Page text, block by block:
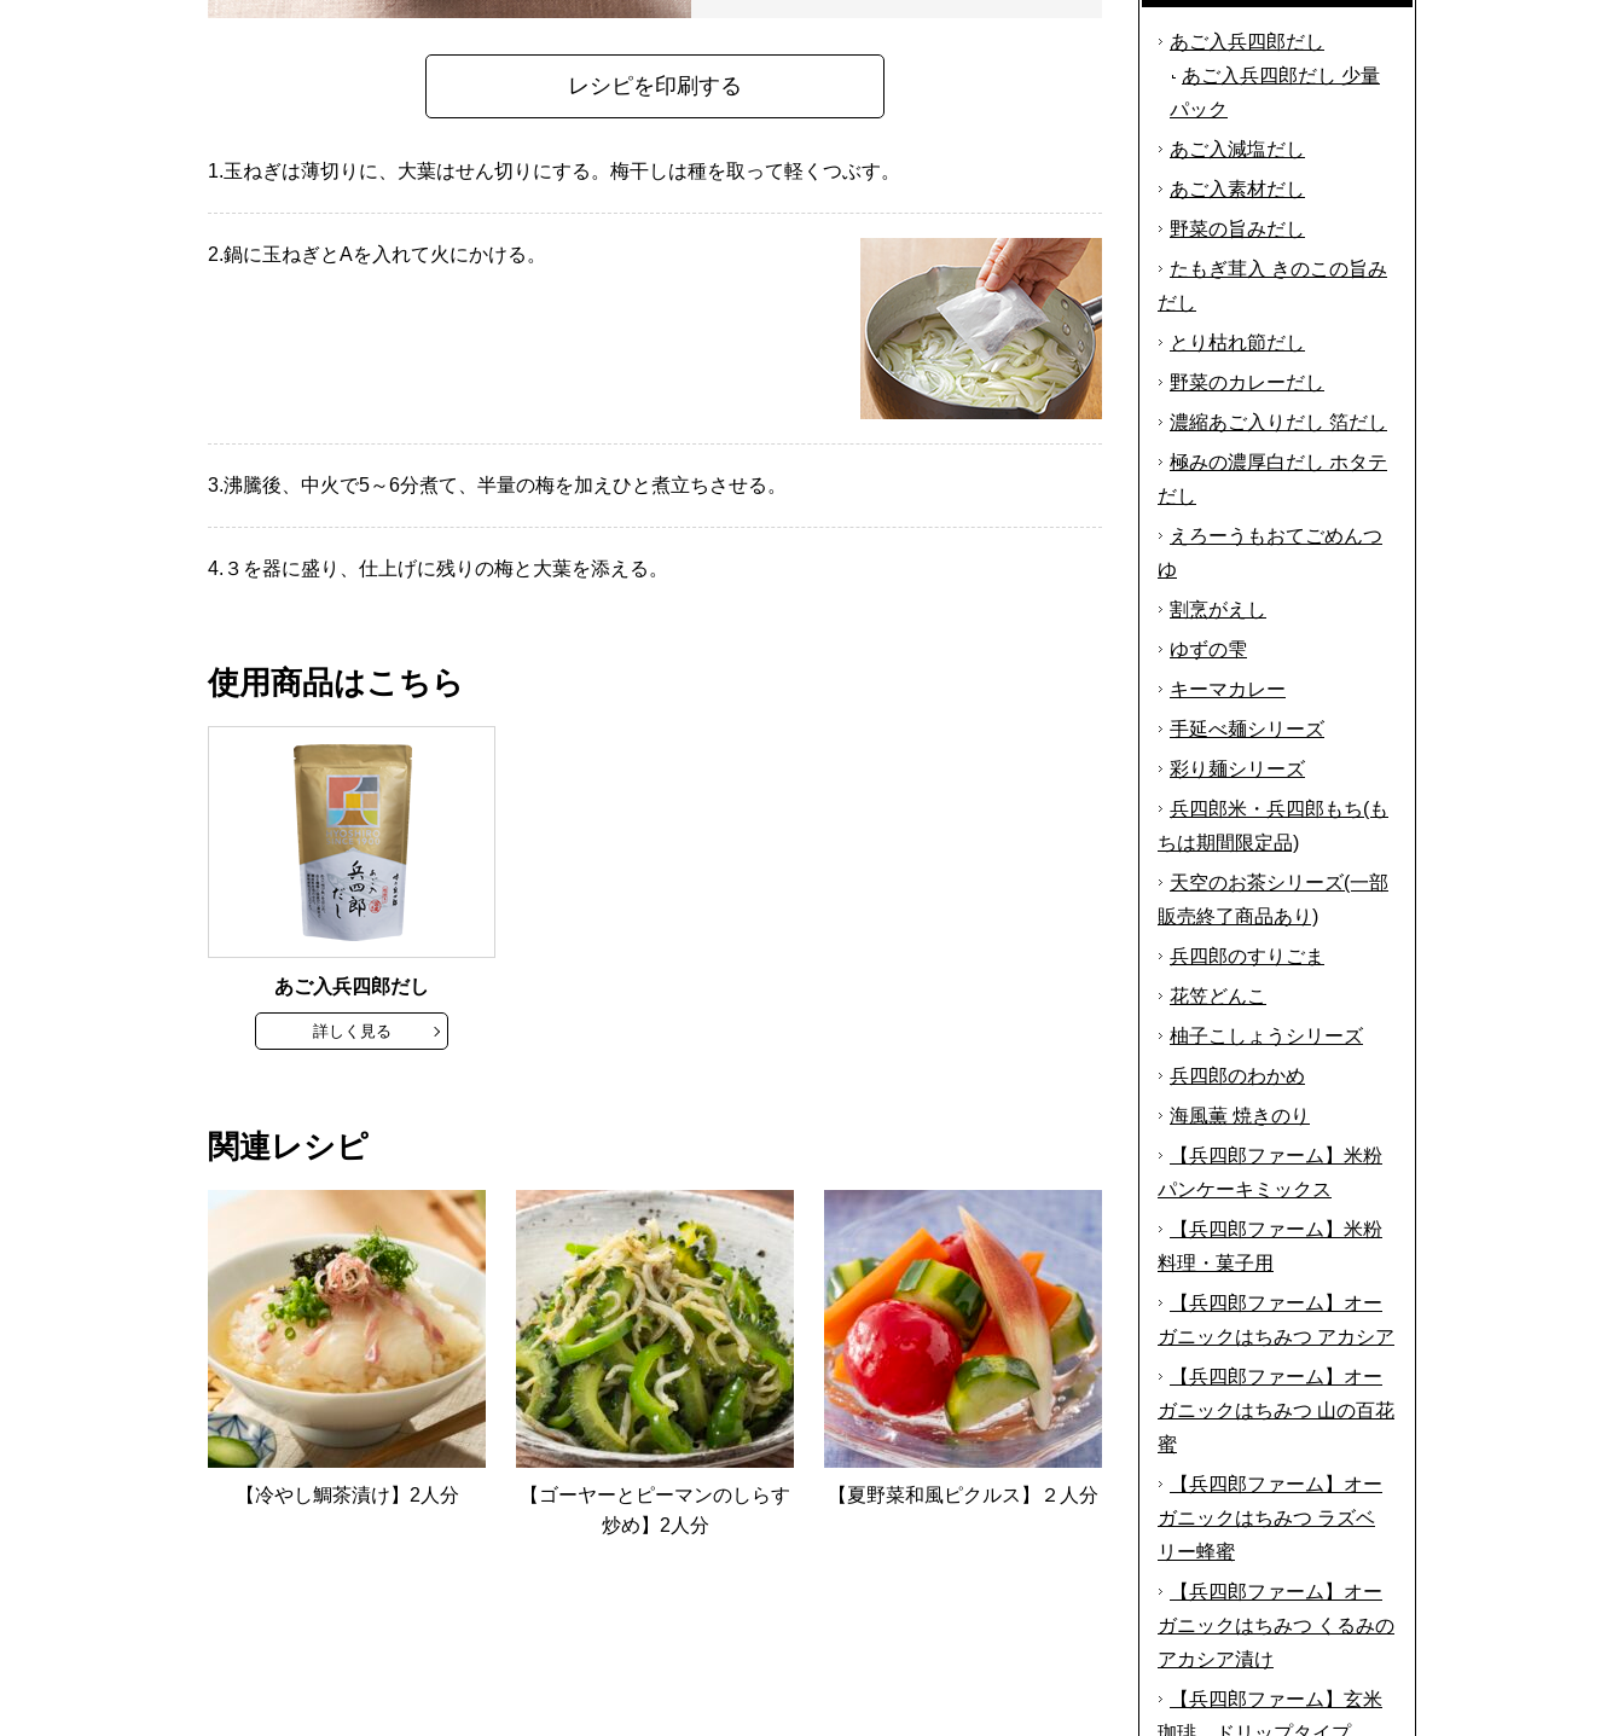
レシピを印刷する
1.玉ねぎは薄切りに、大葉はせん切りにする。梅干しは種を取って軽くつぶす。
2.鍋に玉ねぎとAを入れて火にかける。
3.沸騰後、中火で5～6分煮て、半量の梅を加えひと煮立ちさせる。
4. ３を器に盛り、仕上げに残りの梅と大葉を添える。
使用商品はこちら
あご入兵四郎だし
詳しく見る
関連レシピ
【冷やし鯛茶漬け】2人分
【ゴーヤーとピーマンのしらす
炒め】2人分
【夏野菜和風ピクルス】２人分
あご入兵四郎だし
あご入兵四郎だし 少量
パック
あご入減塩だし
あご入素材だし
野菜の旨みだし
たもぎ茸入 きのこの旨み
だし
とり枯れ節だし
野菜のカレーだし
濃縮あご入りだし 箔だし
極みの濃厚白だし ホタテ
だし
えろーうもおてごめんつ
ゆ
割烹がえし
ゆずの雫
キーマカレー
手延べ麺シリーズ
彩り麺シリーズ
兵四郎米・兵四郎もち(も
ちは期間限定品)
天空のお茶シリーズ(一部
販売終了商品あり)
兵四郎のすりごま
花笠どんこ
柚子こしょうシリーズ
兵四郎のわかめ
海風薫 焼きのり
【兵四郎ファーム】米粉
パンケーキミックス
【兵四郎ファーム】米粉
料理・菓子用
【兵四郎ファーム】オー
ガニックはちみつ アカシア
【兵四郎ファーム】オー
ガニックはちみつ 山の百花
蜜
【兵四郎ファーム】オー
ガニックはちみつ ラズベ
リー蜂蜜
【兵四郎ファーム】オー
ガニックはちみつ くるみの
アカシア漬け
【兵四郎ファーム】玄米